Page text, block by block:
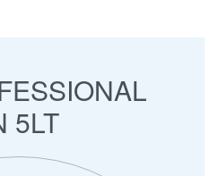
5LT